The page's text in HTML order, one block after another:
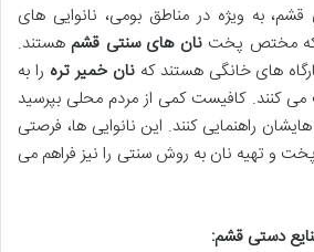
به ویژه در مناطق بومی، نانوایی های
که مختص پختنان های سنتی قشم هستند.
های خانگی هستند کهنان خمیر تره را به
کنند. کافیست کمی از مردم محلی بپرسید
راهنمایی کنند. این نانوایی ها، فرصتی
و تهیه نان به روش سنتی را نیز فراهم می
دستی قشم: